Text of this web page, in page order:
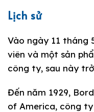
Lịch sử
Vào ngày 11 tháng
viên và một sản
công ty, sau này
Đến năm 1929,
of America, công